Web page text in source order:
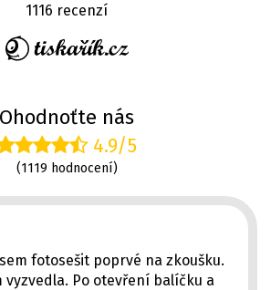
1116 recenzí
Ohodnoťte nás
4.9/5
(1119 hodnocení)
fotosešit poprvé na zkoušku.
vyzvedla. Po otevření balíčku a